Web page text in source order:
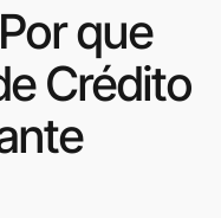
que
Crédito